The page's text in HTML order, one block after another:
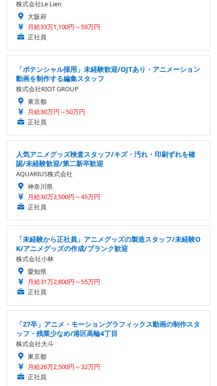
株式会社Le Lien
大阪府
月給33万1,100円～59万円
正社員
「ポテンシャル採用」未経験歓迎/OJTあり・アニメーション
動画を制作する編集スタッフ
株式会社RIOT GROUP
東京都
月給30万円～50万円
正社員
人気アニメグッズ検査スタッフ/キズ・汚れ・印刷ずれを確
認/未経験歓迎/第二新卒歓迎
AQUARIUS株式会社
神奈川県
月給30万3,500円～45万円
正社員
「未経験から正社員」アニメグッズの製造スタッフ/未経験O
K/アニメグッズの作成/ブランク歓迎
株式会社小林
愛知県
月給31万2,800円～55万円
正社員
「27卒」アニメ・モーショングラフィックス動画の制作スタ
ッフ・残業少なめ/港区高輪4丁目
株式会社大斗
東京都
月給26万2,500円～32万円
正社員